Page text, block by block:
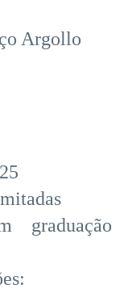
Argollo
graduação